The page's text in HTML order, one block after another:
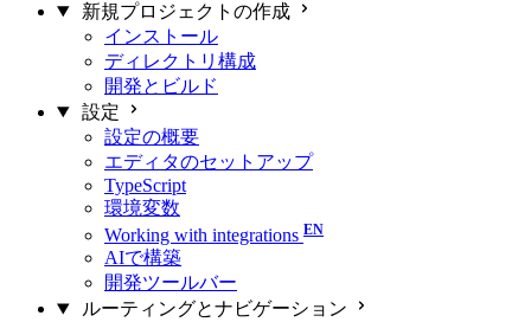
新規プロジェクトの作成
インストール
ディレクトリ構成
開発とビルド
設定
設定の概要
エディタのセットアップ
TypeScript
環境変数
Working with integrations
AIで構築
開発ツールバー
ルーティングとナビゲーション